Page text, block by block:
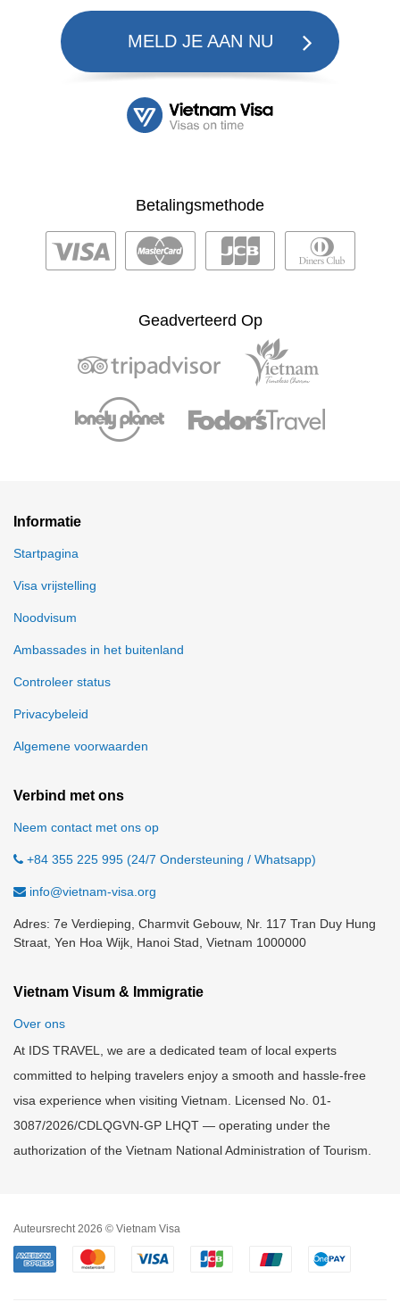
MELD JE AAN NU
Betalingsmethode
Geadverteerd Op
Informatie
Startpagina
Visa vrijstelling
Noodvisum
Ambassades in het buitenland
Controleer status
Privacybeleid
Algemene voorwaarden
Verbind met ons
Neem contact met ons op
+84 355 225 995 (24/7 Ondersteuning / Whatsapp)
info@vietnam-visa.org
Adres: 7e Verdieping, Charmvit Gebouw, Nr. 117 Tran Duy Hung
Straat, Yen Hoa Wijk, Hanoi Stad, Vietnam 1000000
Vietnam Visum & Immigratie
Over ons
At IDS TRAVEL, we are a dedicated team of local experts
committed to helping travelers enjoy a smooth and hassle-free
visa experience when visiting Vietnam. Licensed No. 01-
3087/2026/CDLQGVN-GP LHQT — operating under the
authorization of the Vietnam National Administration of Tourism.
Auteursrecht 2026 © Vietnam Visa